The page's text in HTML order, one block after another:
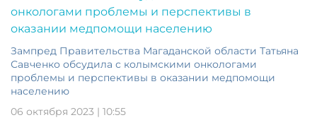
Зампред Правительства Магаданской области Татьяна
Савченко обсудила с колымскими онкологами
проблемы и перспективы в оказании медпомощи
населению
06 октября 2023 | 10:55